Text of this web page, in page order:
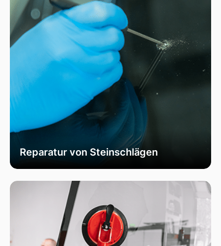
Reparatur von Steinschlägen
Sicherheit Ihrer Fahrzeugscheibe zu
gewährleisten. Vermeiden Sie größere Risse und
Schäden durch unser spezialisiertes Verfahren,
das die Integrität Ihrer Scheibe effektiv
wiederherstellt.